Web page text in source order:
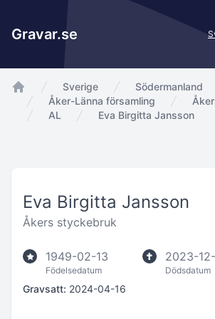
Gravar.se
app.Start
Sverige
Södermanland
Åker-Länna församling
AL
Eva Birgitta Jansson
Eva Birgitta Jansson
Åkers styckebruk
1949-02-13
Födelsedatum
2023-
Dödsdatum
Gravsatt: 2024-04-16